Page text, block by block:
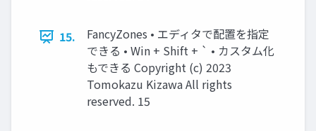
15.
FancyZones • エディタで配置を指定
できる • Win + Shift + ` • カスタム化
もできる Copyright (c) 2023
Tomokazu Kizawa All rights
reserved. 15